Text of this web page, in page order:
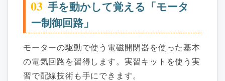
03 手を動かして覚える「モータ
ー制御回路」
モーターの駆動で使う電磁開閉器を使った基本
の電気回路を習得します。実習キットを使う実
習で配線技術も手にできます。